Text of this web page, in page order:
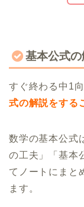
基本公式
すぐ終わる中1
式の解説をする
数学の基本公式
の工夫」「基本
てノートにまと
ます。